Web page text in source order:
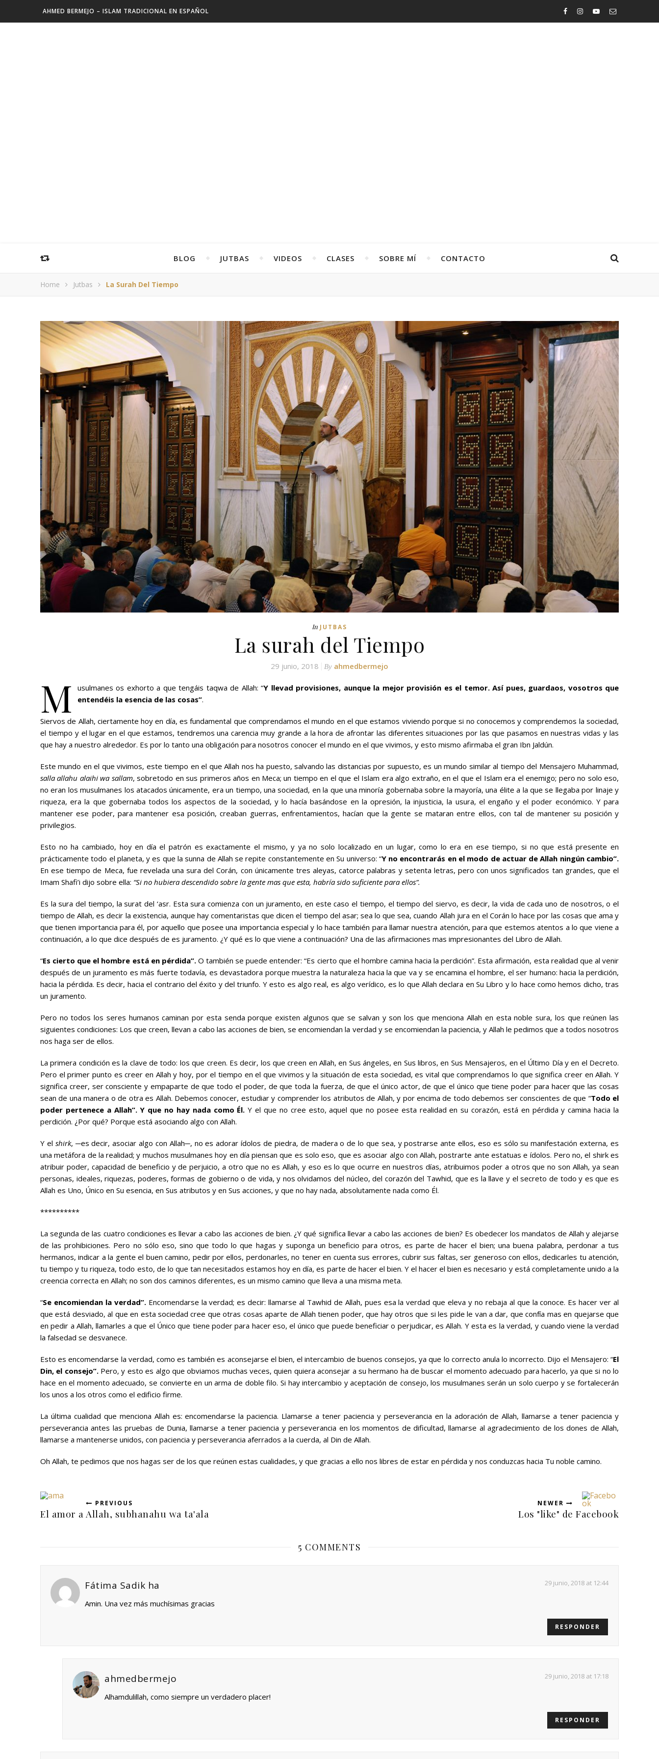
AHMED BERMEJO – ISLAM TRADICIONAL EN ESPAÑOL
BLOG JUTBAS VIDEOS CLASES SOBRE MÍ CONTACTO
Home Jutbas La Surah Del Tiempo
In JUTBAS
La surah del Tiempo
29 junio, 2018 By ahmedbermejo
M usulmanes os exhorto a que tengáis taqwa de Allah: “Y llevad provisiones, aunque la mejor provisión es el temor. Así pues, guardaos, vosotros que
entendéis la esencia de las cosas”.
Siervos de Allah, ciertamente hoy en día, es fundamental que comprendamos el mundo en el que estamos viviendo porque si no conocemos y comprendemos la sociedad,
el tiempo y el lugar en el que estamos, tendremos una carencia muy grande a la hora de afrontar las diferentes situaciones por las que pasamos en nuestras vidas y las
que hay a nuestro alrededor. Es por lo tanto una obligación para nosotros conocer el mundo en el que vivimos, y esto mismo afirmaba el gran Ibn Jaldún.
Este mundo en el que vivimos, este tiempo en el que Allah nos ha puesto, salvando las distancias por supuesto, es un mundo similar al tiempo del Mensajero Muhammad,
salla allahu alaihi wa sallam, sobretodo en sus primeros años en Meca; un tiempo en el que el Islam era algo extraño, en el que el Islam era el enemigo; pero no solo eso,
no eran los musulmanes los atacados únicamente, era un tiempo, una sociedad, en la que una minoría gobernaba sobre la mayoría, una élite a la que se llegaba por linaje y
riqueza, era la que gobernaba todos los aspectos de la sociedad, y lo hacía basándose en la opresión, la injusticia, la usura, el engaño y el poder económico. Y para
mantener ese poder, para mantener esa posición, creaban guerras, enfrentamientos, hacían que la gente se mataran entre ellos, con tal de mantener su posición y
privilegios.
Esto no ha cambiado, hoy en día el patrón es exactamente el mismo, y ya no solo localizado en un lugar, como lo era en ese tiempo, si no que está presente en
prácticamente todo el planeta, y es que la sunna de Allah se repite constantemente en Su universo: “Y no encontrarás en el modo de actuar de Allah ningún cambio”.
En ese tiempo de Meca, fue revelada una sura del Corán, con únicamente tres aleyas, catorce palabras y setenta letras, pero con unos significados tan grandes, que el
Imam Shafi’i dijo sobre ella: “Si no hubiera descendido sobre la gente mas que esta, habría sido suficiente para ellos”.
Es la sura del tiempo, la surat del ‘asr. Esta sura comienza con un juramento, en este caso el tiempo, el tiempo del siervo, es decir, la vida de cada uno de nosotros, o el
tiempo de Allah, es decir la existencia, aunque hay comentaristas que dicen el tiempo del asar; sea lo que sea, cuando Allah jura en el Corán lo hace por las cosas que ama y
que tienen importancia para él, por aquello que posee una importancia especial y lo hace también para llamar nuestra atención, para que estemos atentos a lo que viene a
continuación, a lo que dice después de es juramento. ¿Y qué es lo que viene a continuación? Una de las afirmaciones mas impresionantes del Libro de Allah.
“Es cierto que el hombre está en pérdida”. O también se puede entender: “Es cierto que el hombre camina hacia la perdición”. Esta afirmación, esta realidad que al venir
después de un juramento es más fuerte todavía, es devastadora porque muestra la naturaleza hacia la que va y se encamina el hombre, el ser humano: hacia la perdición,
hacia la pérdida. Es decir, hacia el contrario del éxito y del triunfo. Y esto es algo real, es algo verídico, es lo que Allah declara en Su Libro y lo hace como hemos dicho, tras
un juramento.
Pero no todos los seres humanos caminan por esta senda porque existen algunos que se salvan y son los que menciona Allah en esta noble sura, los que reúnen las
siguientes condiciones: Los que creen, llevan a cabo las acciones de bien, se encomiendan la verdad y se encomiendan la paciencia, y Allah le pedimos que a todos nosotros
nos haga ser de ellos.
La primera condición es la clave de todo: los que creen. Es decir, los que creen en Allah, en Sus ángeles, en Sus libros, en Sus Mensajeros, en el Último Día y en el Decreto.
Pero el primer punto es creer en Allah y hoy, por el tiempo en el que vivimos y la situación de esta sociedad, es vital que comprendamos lo que significa creer en Allah. Y
significa creer, ser consciente y empaparte de que todo el poder, de que toda la fuerza, de que el único actor, de que el único que tiene poder para hacer que las cosas
sean de una manera o de otra es Allah. Debemos conocer, estudiar y comprender los atributos de Allah, y por encima de todo debemos ser conscientes de que “Todo el
poder pertenece a Allah”. Y que no hay nada como Él.Y el que no cree esto, aquel que no posee esta realidad en su corazón, está en pérdida y camina hacia la
perdición. ¿Por qué? Porque está asociando algo con Allah.
Y el shirk, ─es decir, asociar algo con Allah─, no es adorar ídolos de piedra, de madera o de lo que sea, y postrarse ante ellos, eso es sólo su manifestación externa, es
una metáfora de la realidad; y muchos musulmanes hoy en día piensan que es solo eso, que es asociar algo con Allah, postrarte ante estatuas e ídolos. Pero no, el shirk es
atribuir poder, capacidad de beneficio y de perjuicio, a otro que no es Allah, y eso es lo que ocurre en nuestros días, atribuimos poder a otros que no son Allah, ya sean
personas, ideales, riquezas, poderes, formas de gobierno o de vida, y nos olvidamos del núcleo, del corazón del Tawhid, que es la llave y el secreto de todo y es que es
Allah es Uno, Único en Su esencia, en Sus atributos y en Sus acciones, y que no hay nada, absolutamente nada como Él.
**********
La segunda de las cuatro condiciones es llevar a cabo las acciones de bien. ¿Y qué significa llevar a cabo las acciones de bien? Es obedecer los mandatos de Allah y alejarse
de las prohibiciones. Pero no sólo eso, sino que todo lo que hagas y suponga un beneficio para otros, es parte de hacer el bien; una buena palabra, perdonar a tus
hermanos, indicar a la gente el buen camino, pedir por ellos, perdonarles, no tener en cuenta sus errores, cubrir sus faltas, ser generoso con ellos, dedicarles tu atención,
tu tiempo y tu riqueza, todo esto, de lo que tan necesitados estamos hoy en día, es parte de hacer el bien. Y el hacer el bien es necesario y está completamente unido a la
creencia correcta en Allah; no son dos caminos diferentes, es un mismo camino que lleva a una misma meta.
“Se encomiendan la verdad”. Encomendarse la verdad; es decir: llamarse al Tawhid de Allah, pues esa la verdad que eleva y no rebaja al que la conoce. Es hacer ver al
que está desviado, al que en esta sociedad cree que otras cosas aparte de Allah tienen poder, que hay otros que si les pide le van a dar, que confía mas en quejarse que
en pedir a Allah, llamarles a que el Único que tiene poder para hacer eso, el único que puede beneficiar o perjudicar, es Allah. Y esta es la verdad, y cuando viene la verdad
la falsedad se desvanece.
Esto es encomendarse la verdad, como es también es aconsejarse el bien, el intercambio de buenos consejos, ya que lo correcto anula lo incorrecto. Dijo el Mensajero: “El
Din, el consejo”.Pero, y esto es algo que obviamos muchas veces, quien quiera aconsejar a su hermano ha de buscar el momento adecuado para hacerlo, ya que si no lo
hace en el momento adecuado, se convierte en un arma de doble filo. Si hay intercambio y aceptación de consejo, los musulmanes serán un solo cuerpo y se fortalecerán
los unos a los otros como el edificio firme.
La última cualidad que menciona Allah es: encomendarse la paciencia. Llamarse a tener paciencia y perseverancia en la adoración de Allah, llamarse a tener paciencia y
perseverancia antes las pruebas de Dunia, llamarse a tener paciencia y perseverancia en los momentos de dificultad, llamarse al agradecimiento de los dones de Allah,
llamarse a mantenerse unidos, con paciencia y perseverancia aferrados a la cuerda, al Din de Allah.
Oh Allah, te pedimos que nos hagas ser de los que reúnen estas cualidades, y que gracias a ello nos libres de estar en pérdida y nos conduzcas hacia Tu noble camino.
PREVIOUS
El amor a Allah, subhanahu wa ta'ala
NEWER
Los "like" de Facebook
5 COMMENTS
Fátima Sadik ha 29 junio, 2018 at 12:44
Amin. Una vez más muchísimas gracias
RESPONDER
ahmedbermejo 29 junio, 2018 at 17:18
Alhamdulillah, como siempre un verdadero placer!
RESPONDER